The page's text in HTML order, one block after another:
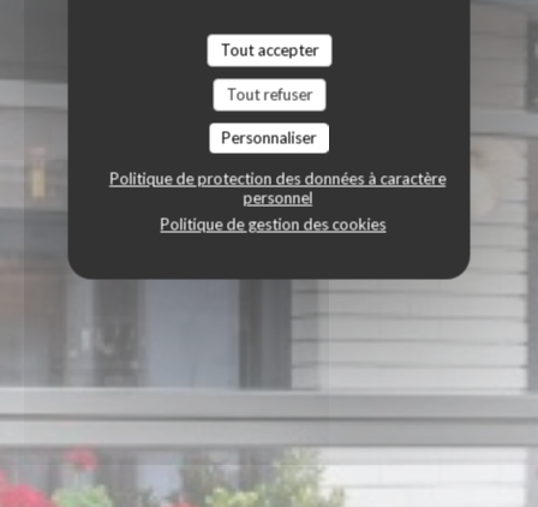
Tout accepter
Tout refuser
Personnaliser
Politique de protection des données à caractère
personnel
Politique de gestion des cookies